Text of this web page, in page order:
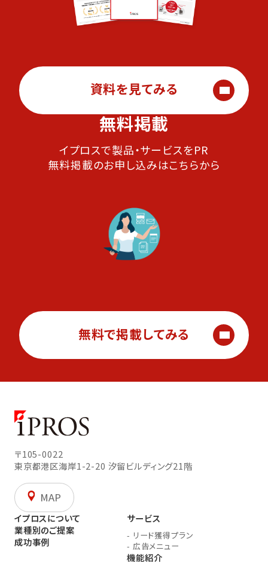
資料を見てみる
無料掲載
イプロスで製品・サービスをPR
無料掲載のお申し込みはこちらから
無料で掲載してみる
〒105-0022
東京都港区海岸1-2-20 汐留ビルディング21階
MAP
イプロスについて
業種別のご提案
成功事例
サービス
- リード獲得プラン
- 広告メニュー
機能紹介